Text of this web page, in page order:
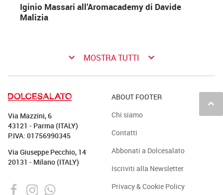
Iginio Massari all’Aromacademy di Davide
Malizia
keyboard_arrow_down MOSTRA TUTTI keyboard_arrow_down
keyboard_arrow_up
Via Mazzini, 6
43121 - Parma (ITALY)
P.IVA: 01756990345
Via Giuseppe Pecchio, 14
20131 - Milano (ITALY)
ABOUT FOOTER
Chi siamo
Contatti
Abbonati a Dolcesalato
Iscriviti alla Newsletter
Privacy & Cookie Policy